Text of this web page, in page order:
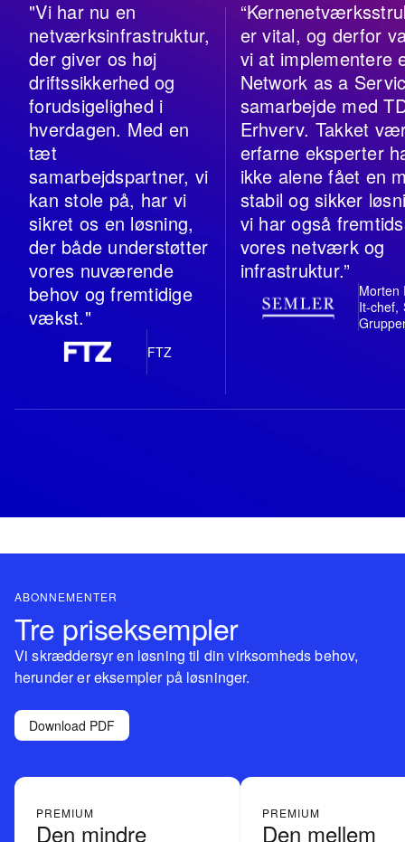
"Vi har nu en
netværksinfrastruktur,
der giver os høj
driftssikkerhed og
forudsigelighed i
hverdagen. Med en
tæt
samarbejdspartner, vi
kan stole på, har vi
sikret os en løsning,
der både understøtter
vores nuværende
behov og fremtidige
vækst."
FTZ
er vital, og derfor
vi at implementere
Network as a
samarbejde med
Erhverv. Takket
erfarne eksperter
ikke alene fået en
stabil og sikker
vi har også
vores netværk og
infrastruktur.”
Morten
It-chef,
ABONNEMENTER
Tre priseksempler
Vi skræddersyr en løsning til din virksomheds behov,
herunder er eksempler på løsninger.
Download PDF
PREMIUM
Den mindre
PREMIUM
Den mellem